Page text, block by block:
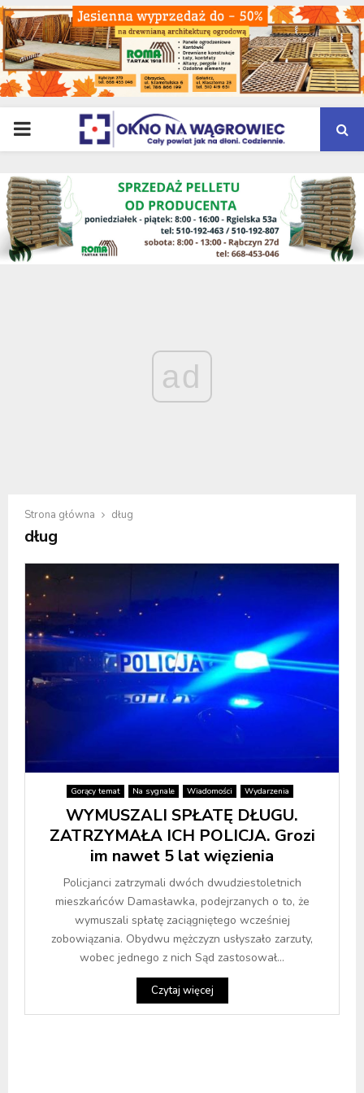
PRIMARY
MENU
ad
Strona główna dług
dług
Gorący temat Na sygnale Wiadomości Wydarzenia
WYMUSZALI SPŁATĘ DŁUGU.
ZATRZYMAŁA ICH POLICJA. Grozi
im nawet 5 lat więzienia
Policjanci zatrzymali dwóch dwudziestoletnich
mieszkańców Damasławka, podejrzanych o to, że
wymuszali spłatę zaciągniętego wcześniej
zobowiązania. Obydwu mężczyzn usłyszało zarzuty,
wobec jednego z nich Sąd zastosował...
Czytaj więcej